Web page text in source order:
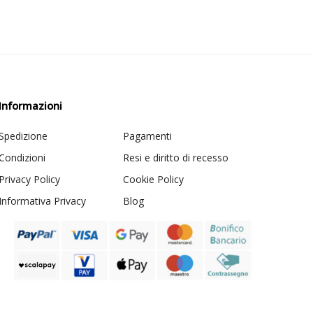
Pagamenti
Resi e diritto di recesso
Policy
Cookie Policy
Privacy
Blog